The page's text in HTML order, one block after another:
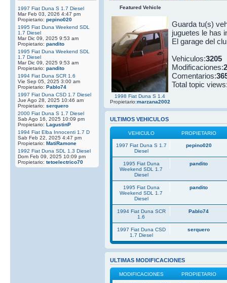
1997 Fiat Duna S 1.7 Diesel
Mar Feb 03, 2026 4:47 pm
Propietario: pepino020
1995 Fiat Duna Weekend SDL
1.7 Diesel
Mar Dic 09, 2025 9:53 am
Propietario: pandito
1995 Fiat Duna Weekend SDL
1.7 Diesel
Mar Dic 09, 2025 9:53 am
Propietario: pandito
1994 Fiat Duna SCR 1.6
Vie Sep 05, 2025 3:00 am
Propietario: Pablo74
1997 Fiat Duna CSD 1.7 Diesel
Jue Ago 28, 2025 10:46 am
Propietario: serquero
2000 Fiat Duna S 1.7 Diesel
Sab Ago 16, 2025 10:09 pm
Propietario: LagustinP
1994 Fiat Elba Innocenti 1.7 D
Sab Feb 22, 2025 4:47 pm
Propietario: MatiRamone
1992 Fiat Duna SDL 1.3 Diesel
Dom Feb 09, 2025 10:09 pm
Propietario: tetoelectrico70
Featured Vehicle
1998 Fiat Duna S 1.4
Propietario:marzana2002
Guarda tu(s)
juguetes le has
El garage del
Vehiculos:3205
Modificaciones:
Comentarios:
Total topic
ULTIMOS VEHICULOS
VEHICULO PROPIETARIO
1997 Fiat Duna S 1.7
Diesel
pepino020
1995 Fiat Duna
Weekend SDL 1.7
Diesel
pandito
1995 Fiat Duna
Weekend SDL 1.7
Diesel
pandito
1994 Fiat Duna SCR
1.6
Pablo74
1997 Fiat Duna CSD
1.7 Diesel
serquero
ULTIMAS MODIFICACIONES
MODIFICACIONES PROPIETARIO